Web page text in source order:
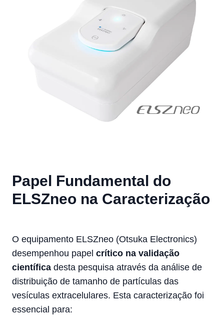
Papel Fundamental do
ELSZneo na Caracterização
O equipamento ELSZneo (Otsuka Electronics)
desempenhou papel crítico na validação
científica desta pesquisa através da análise de
distribuição de tamanho de partículas das
vesículas extracelulares. Esta caracterização foi
essencial para: